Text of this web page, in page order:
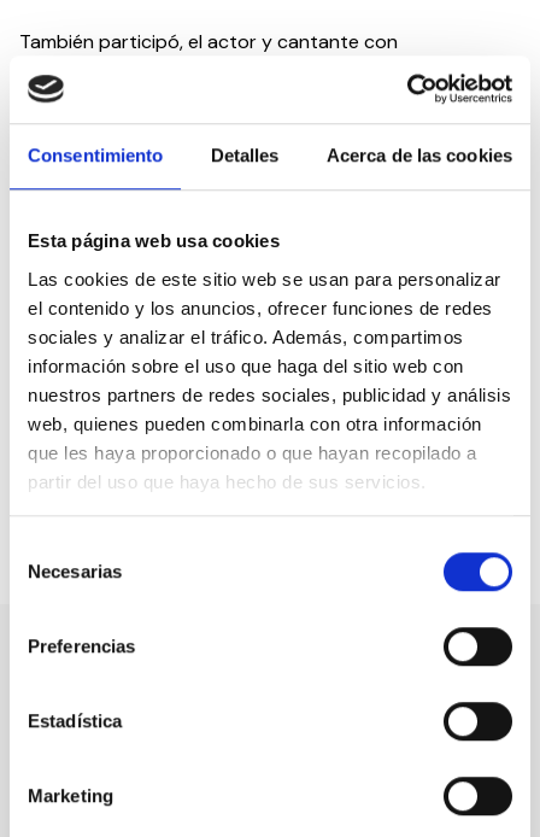
Consentimiento Detalles Acerca de las cookies
Esta página web usa cookies
Las cookies de este sitio web se usan para personalizar
el contenido y los anuncios, ofrecer funciones de redes
sociales y analizar el tráfico. Además, compartimos
información sobre el uso que haga del sitio web con
nuestros partners de redes sociales, publicidad y análisis
web, quienes pueden combinarla con otra información
que les haya proporcionado o que hayan recopilado a
partir del uso que haya hecho de sus servicios.
Necesarias
Preferencias
Estadística
Marketing
También participó, el actor y cantante con
Juan Manuel Montilla, “El Langui” . Habló
de la campaña “Se buscan valientes” como un ejemplo
de cómo remar todos en la misma dirección para luchar
contra el acoso escolar, así como de la importancia de
Así pues, el CEDDD, entre otros muchos de sus grandes
objetivos, sigue con su importante labor en la educación
especial a través de Escuelas Católicas, promoviendo
así grandes acciones como este Congreso Emociona
para la defensa de las personas con discapacidad y/o
dependencia en el ámbito escolar.
Escuelas Católicas finaliza su XIV Congreso
Compartir en:
Todas las jornadas CEDDD, el podcast ‘El Rincón
solo clic.